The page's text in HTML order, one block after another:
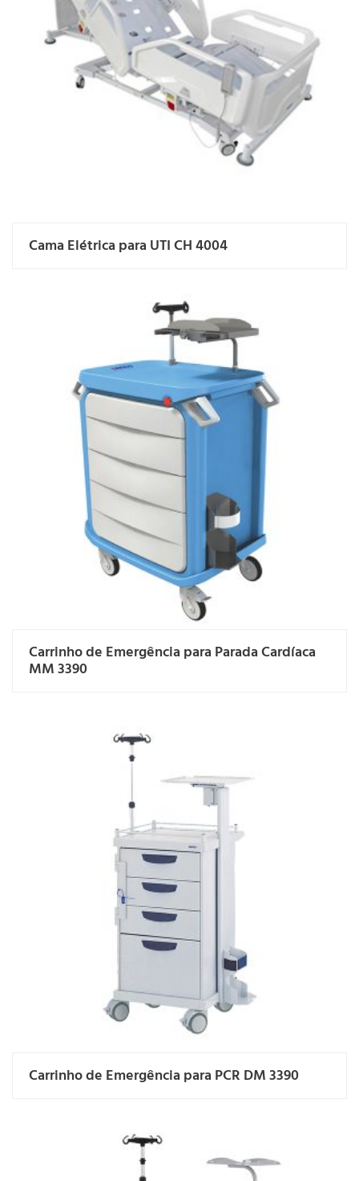
Cama Elétrica para UTI CH 4004
Carrinho de Emergência para Parada Cardíaca
MM 3390
Carrinho de Emergência para PCR DM 3390